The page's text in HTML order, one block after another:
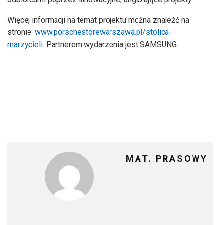
Więcej informacji na temat projektu można znaleźć na
stronie: www.porschestorewarszawa.pl/stolica-
marzycieli. Partnerem wydarzenia jest SAMSUNG.
MAT. PRASOWY